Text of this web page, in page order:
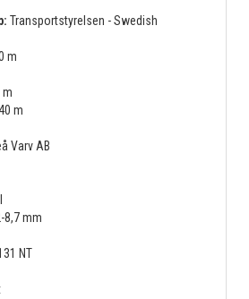
Transportstyrelsen - Swedish
m
m
m
Varv AB
8,7 mm
NT